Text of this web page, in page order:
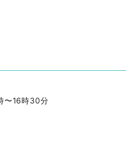
〜16時30分